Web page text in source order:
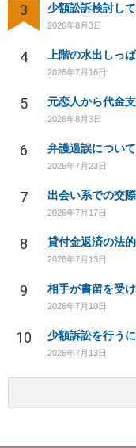
3 少額訟訴検討し
2026年8月3日
4
2026年7月16日
5 元恋人から代金
2026年8月3日
6
2026年7月23日
7 出会い系での交
2026年7月17日
8 貸付金返済の法
2026年7月13日
9 相手が書留を受
2026年7月10日
10 少額訴訟を行う
2026年7月13日